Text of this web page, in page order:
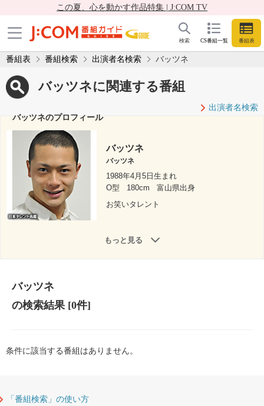
この夏、心を動かす作品特集 | J:COM TV
CS番組一覧 番組表
検索
番組表 番組検索 出演者名検索 バッツネ
バッツネに関連する番組
出演者名検索
バッツネのプロフィール
バッツネ
バッツネ
1988年4月5日生まれ
O型
180cm
富山県出身
お笑いタレント
もっと見る
バッツネ
の検索結果[0件]
条件に該当する番組はありません。
「番組検索」の使い方